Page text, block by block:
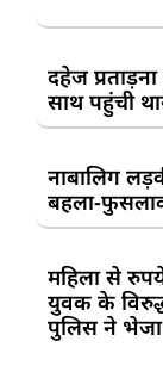
दहेज
साथ पहुंची
नाबालिग
बहला-
महिला से
युवक के
पुलिस ने